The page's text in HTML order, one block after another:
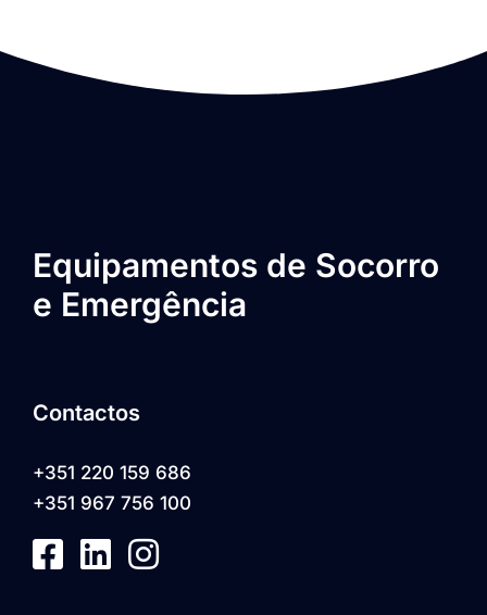
Equipamentos de Socorro
e Emergência
Contactos
+351 220 159 686
+351 967 756 100